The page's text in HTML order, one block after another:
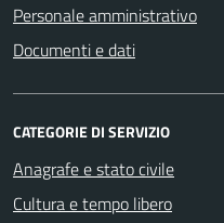
Personale amministrativo
Documenti e dati
CATEGORIE DI SERVIZIO
Anagrafe e stato civile
Cultura e tempo libero